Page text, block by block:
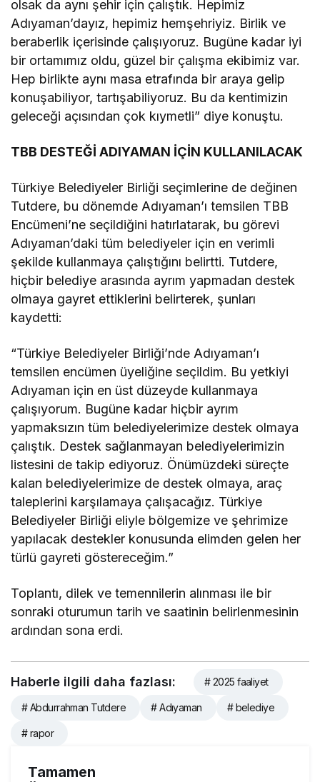
olsak da aynı şehir için çalıştık. Hepimiz
Adıyaman’dayız, hepimiz hemşehriyiz. Birlik ve
beraberlik içerisinde çalışıyoruz. Bugüne kadar iyi
bir ortamımız oldu, güzel bir çalışma ekibimiz var.
Hep birlikte aynı masa etrafında bir araya gelip
konuşabiliyor, tartışabiliyoruz. Bu da kentimizin
geleceği açısından çok kıymetli” diye konuştu.
TBB DESTEĞİ ADIYAMAN İÇİN KULLANILACAK
Türkiye Belediyeler Birliği seçimlerine de değinen
Tutdere, bu dönemde Adıyaman’ı temsilen TBB
Encümeni’ne seçildiğini hatırlatarak, bu görevi
Adıyaman’daki tüm belediyeler için en verimli
şekilde kullanmaya çalıştığını belirtti. Tutdere,
hiçbir belediye arasında ayrım yapmadan destek
olmaya gayret ettiklerini belirterek, şunları
kaydetti:
“Türkiye Belediyeler Birliği’nde Adıyaman’ı
temsilen encümen üyeliğine seçildim. Bu yetkiyi
Adıyaman için en üst düzeyde kullanmaya
çalışıyorum. Bugüne kadar hiçbir ayrım
yapmaksızın tüm belediyelerimize destek olmaya
çalıştık. Destek sağlanmayan belediyelerimizin
listesini de takip ediyoruz. Önümüzdeki süreçte
kalan belediyelerimize de destek olmaya, araç
taleplerini karşılamaya çalışacağız. Türkiye
Belediyeler Birliği eliyle bölgemize ve şehrimize
yapılacak destekler konusunda elimden gelen her
türlü gayreti göstereceğim.”
Toplantı, dilek ve temennilerin alınması ile bir
sonraki oturumun tarih ve saatinin belirlenmesinin
ardından sona erdi.
Haberle ilgili daha fazlası: # 2025 faaliyet
# Abdurrahman Tutdere # Adıyaman # belediye
# rapor
Tamamen